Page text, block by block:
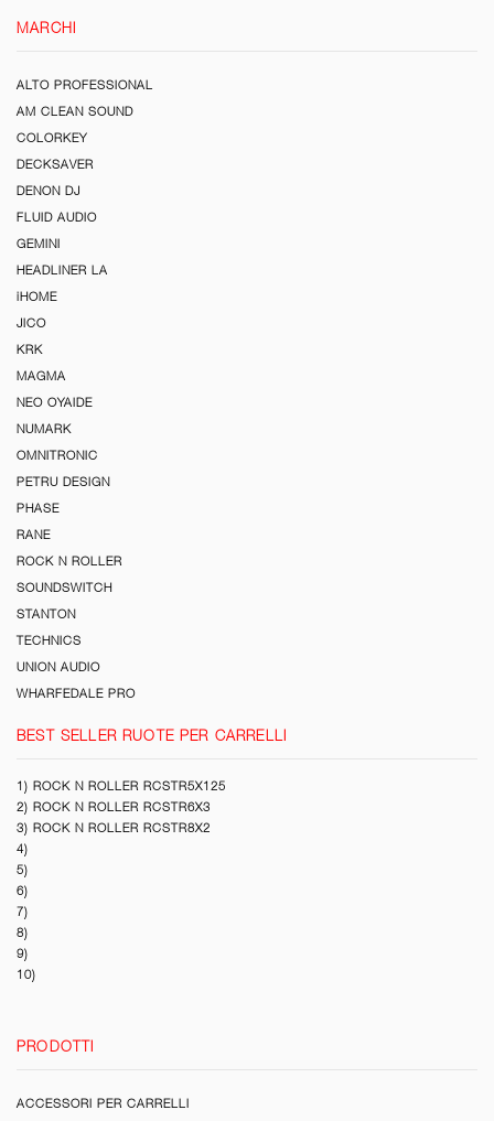
MARCHI
ALTO PROFESSIONAL
AM CLEAN SOUND
COLORKEY
DECKSAVER
DENON DJ
FLUID AUDIO
GEMINI
HEADLINER LA
iHOME
JICO
KRK
MAGMA
NEO OYAIDE
NUMARK
OMNITRONIC
PETRU DESIGN
PHASE
RANE
ROCK N ROLLER
SOUNDSWITCH
STANTON
TECHNICS
UNION AUDIO
WHARFEDALE PRO
BEST SELLER RUOTE PER CARRELLI
1) ROCK N ROLLER RCSTR5X125
2) ROCK N ROLLER RCSTR6X3
3) ROCK N ROLLER RCSTR8X2
4)
5)
6)
7)
8)
9)
10)
PRODOTTI
ACCESSORI PER CARRELLI